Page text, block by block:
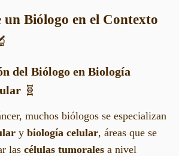
un Biólogo en el Contexto
del Biólogo en Biología
🧬
muchos biólogos se especializan
y biología celular, áreas que se
las células tumorales a nivel